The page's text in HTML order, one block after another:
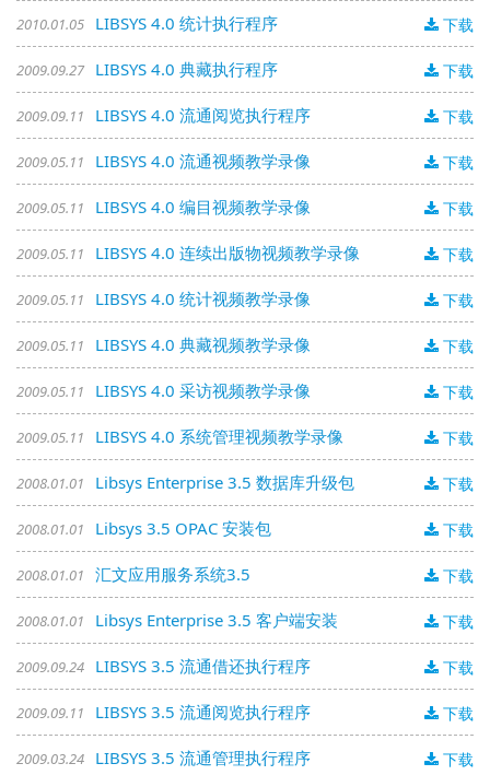
2010.01.05 LIBSYS 4.0 统计执行程序 下载
2009.09.27 LIBSYS 4.0 典藏执行程序 下载
2009.09.11 LIBSYS 4.0 流通阅览执行程序 下载
2009.05.11 LIBSYS 4.0 流通视频教学录像 下载
2009.05.11 LIBSYS 4.0 编目视频教学录像 下载
2009.05.11 LIBSYS 4.0 连续出版物视频教学录像 下载
2009.05.11 LIBSYS 4.0 统计视频教学录像 下载
2009.05.11 LIBSYS 4.0 典藏视频教学录像 下载
2009.05.11 LIBSYS 4.0 采访视频教学录像 下载
2009.05.11 LIBSYS 4.0 系统管理视频教学录像 下载
2008.01.01 Libsys Enterprise 3.5 数据库升级包 下载
2008.01.01 Libsys 3.5 OPAC 安装包 下载
2008.01.01 汇文应用服务系统3.5 下载
2008.01.01 Libsys Enterprise 3.5 客户端安装 下载
2009.09.24 LIBSYS 3.5 流通借还执行程序 下载
2009.09.11 LIBSYS 3.5 流通阅览执行程序 下载
2009.03.24 LIBSYS 3.5 流通管理执行程序 下载